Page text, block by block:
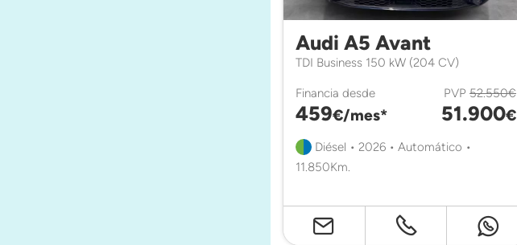
Audi A5 Avant
TDI Business 150 kW (204 CV)
Financia desde
459€/mes*
PVP 52.550€
51.900€
Diésel • 2026 • Automático •
11.850Km.